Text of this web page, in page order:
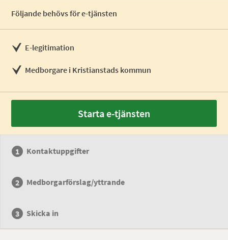
Följande behövs för e-tjänsten
E-legitimation
Medborgare i Kristianstads kommun
Starta e-tjänsten
Kontaktuppgifter
Medborgarförslag/yttrande
Skicka in